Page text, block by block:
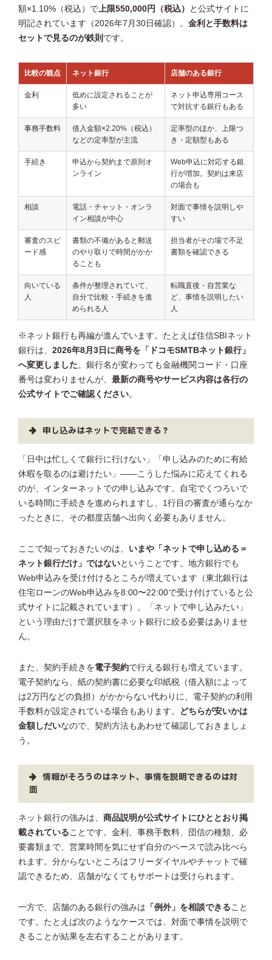
額×1.10%（税込）で上限550,000円（税込）
と公式サイトに
明記されています（2026年7月30日確認）。 金利と手数料は
セットで見るのが鉄則 です。
比較の観点 ネット銀行 店舗のある銀行
金利
低めに設定されることが
多い
ネット申込専用コース
で対抗する銀行もある
事務手数料
借入金額×2.20%（税込）
などの定率型が主流
定率型のほか、上限つ
き・定額型もある
手続き
申込から契約まで原則オ
ンライン
Web申込に対応する銀
行が増加。契約は来店
の場合も
相談
電話・チャット・オンラ
イン相談が中心
対面で事情を説明しや
すい
審査のスピ
ード感
書類の不備があると郵送
のやり取りで時間がかか
ることも
担当者がその場で不足
書類を確認できる
向いている
人
条件が整理されていて、
自分で比較・手続きを進
められる人
転職直後・自営業な
ど、事情を説明したい
人
※ネット銀行も再編が進んでいます。たとえば住信SBIネット
銀行は、 2026年8月3日に商号を「ドコモSMTBネット銀行」
へ変更しました。銀行名が変わっても金融機関コード・口座
番号は変わりませんが、 最新の商号やサービス内容は各行の
公式サイトでご確認ください。
申し込みはネットで完結できる？
「日中は忙しくて銀行に行けない」「申し込みのために有給
休暇を取るのは避けたい」——こうした悩みに応えてくれる
のが、インターネットでの申し込みです。自宅でくつろいで
いる時間に手続きを進められますし、1行目の審査が通らなか
ったときに、その都度店舗へ出向く必要もありません。
ここで知っておきたいのは、 いまや「ネットで申し込める＝
ネット銀行だけ」ではないということです。地方銀行でも
Web申込みを受け付けるところが増えています（東北銀行は
住宅ローンのWeb申込みを8:00〜22:00で受け付けていると公
式サイトに記載されています）。「ネットで申し込みたい」
という理由だけで選択肢をネット銀行に絞る必要はありませ
ん。
また、契約手続きを電子契約で行える銀行も増えています。
電子契約なら、紙の契約書に必要な印紙税（借入額によって
は2万円などの負担）がかからない代わりに、電子契約の利用
手数料が設定されている場合もあります。
どちらが安いかは
金額しだいなので、契約方法もあわせて確認しておきましょ
う。
情報がそろうのはネット、事情を説明できるのは対
面
ネット銀行の強みは、 商品説明が公式サイトにひととおり掲
載されていることです。金利、事務手数料、団信の種類、必
要書類まで、営業時間を気にせず自分のペースで読み比べら
れます。分からないところはフリーダイヤルやチャットで確
認できるため、店舗がなくてもサポートは受けられます。
一方で、店舗のある銀行の強みは 「例外」を相談できること
です。たとえば次のようなケースでは、対面で事情を説明で
きることが結果を左右することがあります。